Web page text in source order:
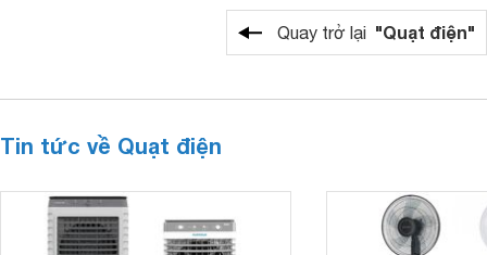
Quay trở lại "Quạt điện"
Tin tức về Quạt điện